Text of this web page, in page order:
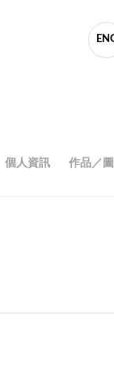
個人資訊 作品／